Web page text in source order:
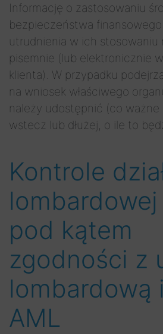
Informację o zastosowaniu
bezpieczeństwa
utrudnienia w ich
pisemnie (lub elektronicznie
klienta). W przypadku
na wniosek właściwego
należy udostępnić (co
wstecz lub dłużej, o ile to
Kontrole
lombardowej
pod kątem
zgodności z
lombardową
AML